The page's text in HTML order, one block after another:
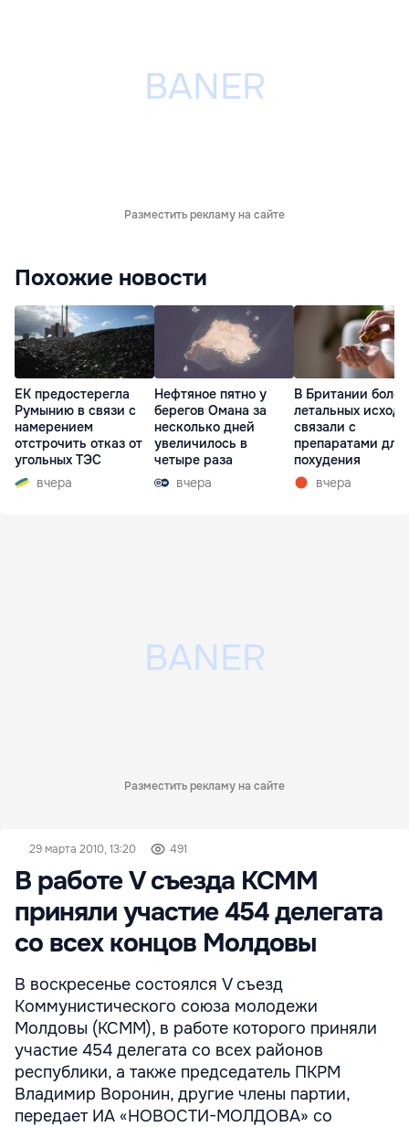
Разместить рекламу на сайте
Похожие новости
ЕК предостерегла
Румынию в связи с
намерением
отстрочить отказ от
угольных ТЭС
вчера
Нефтяное пятно у
берегов Омана за
несколько дней
увеличилось в
четыре раза
вчера
В Британии
летальных
связали с
препаратами для
похудения
вчера
Разместить рекламу на сайте
29 марта 2010, 13:20 491
В работе V съезда КСММ
приняли участие 454 делегата
со всех концов Молдовы
В воскресенье состоялся V съезд
Коммунистического союза молодежи
Молдовы (КСММ), в работе которого приняли
участие 454 делегата со всех районов
республики, а также председатель ПКРМ
Владимир Воронин, другие члены партии,
передает ИА «НОВОСТИ-МОЛДОВА» со